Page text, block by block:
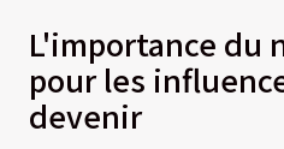
L'importance du
pour les
devenir